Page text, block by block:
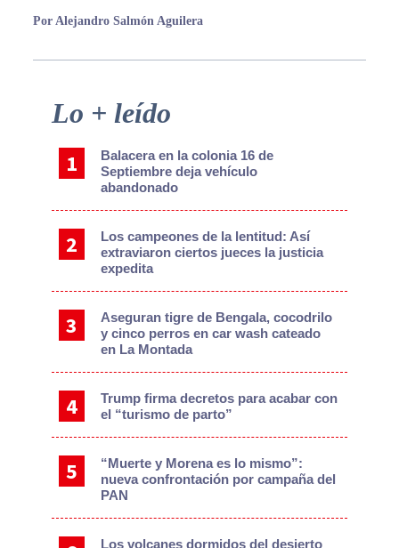
Por Alejandro Salmón Aguilera
Primary
Sidebar
Lo + leído
Balacera en la colonia 16 de
Septiembre deja vehículo
abandonado
Los campeones de la lentitud: Así
extraviaron ciertos jueces la justicia
expedita
Aseguran tigre de Bengala, cocodrilo
y cinco perros en car wash cateado
en La Montada
Trump firma decretos para acabar con
el “turismo de parto”
“Muerte y Morena es lo mismo”:
nueva confrontación por campaña del
PAN
Los volcanes dormidos del desierto